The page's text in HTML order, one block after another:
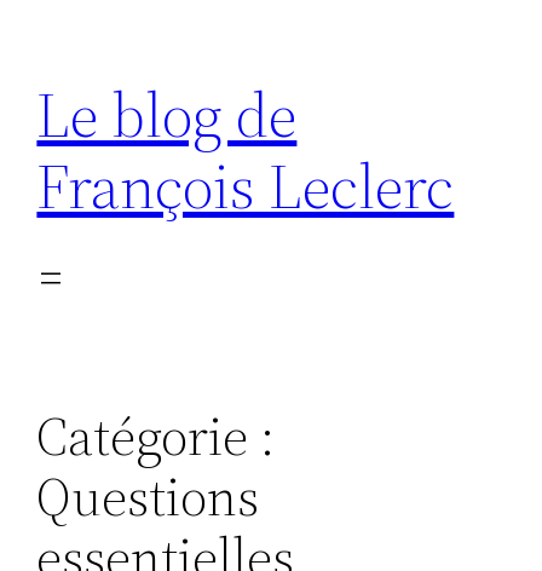
contenu
Le blog de
François Leclerc
Catégorie :
Questions